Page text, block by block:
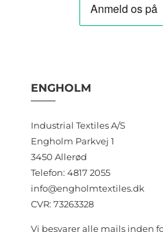
ENGHOLM
Industrial Textiles A/S
Engholm Parkvej 1
3450 Allerød
Telefon: 4817 2055
info@engholmtextiles.dk
CVR: 73263328
Vi besvarer alle mails inden